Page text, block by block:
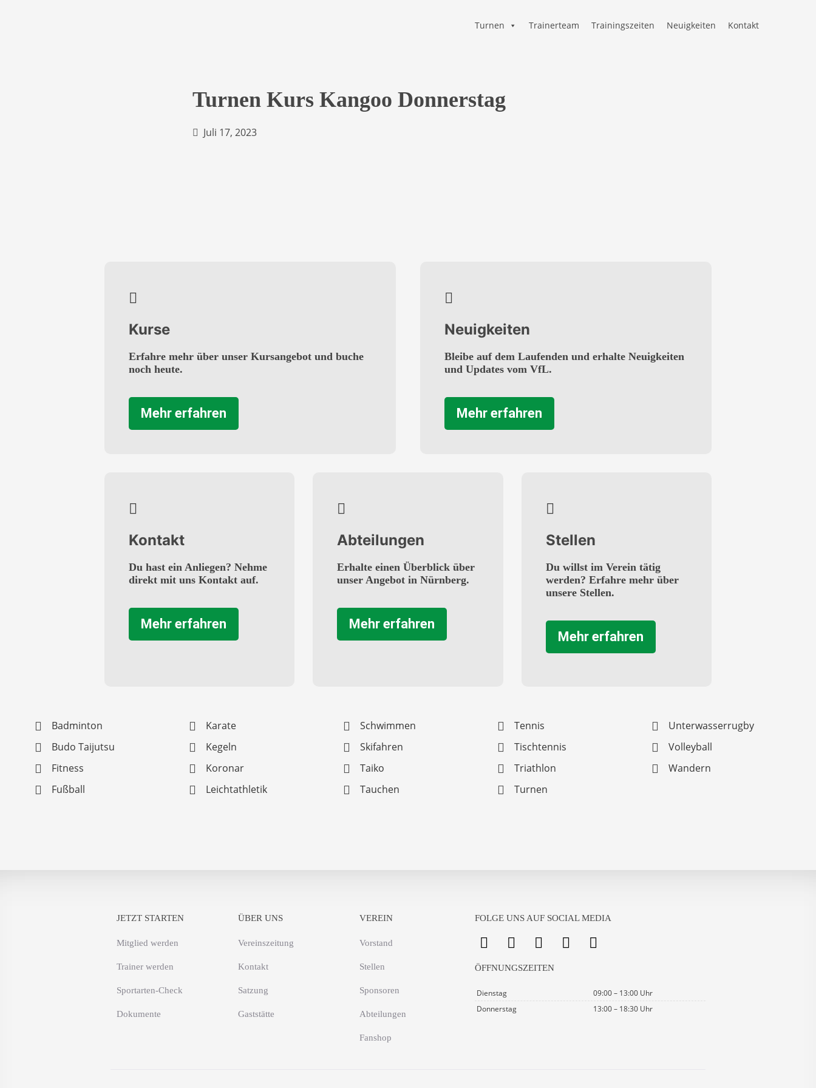
Turnen Trainerteam Trainingszeiten Neuigkeiten Kontakt
Turnen Kurs Kangoo Donnerstag
Juli 17, 2023
Kurse
Erfahre mehr über unser Kursangebot und buche
noch heute.
Mehr erfahren
Neuigkeiten
Bleibe auf dem Laufenden und erhalte Neuigkeiten
und Updates vom VfL.
Mehr erfahren
Kontakt
Du hast ein Anliegen? Nehme
direkt mit uns Kontakt auf.
Mehr erfahren
Abteilungen
Erhalte einen Überblick über
unser Angebot in Nürnberg.
Mehr erfahren
Stellen
Du willst im Verein tätig
werden? Erfahre mehr über
unsere Stellen.
Mehr erfahren
Badminton
Budo Taijutsu
Fitness
Fußball
Karate
Kegeln
Koronar
Leichtathletik
Schwimmen
Skifahren
Taiko
Tauchen
Tennis
Tischtennis
Triathlon
Turnen
Unterwasserrugby
Volleyball
Wandern
JETZT STARTEN
Mitglied werden
Trainer werden
Sportarten-Check
Dokumente
ÜBER UNS
Vereinszeitung
Kontakt
Satzung
Gaststätte
VEREIN
Vorstand
Stellen
Sponsoren
Abteilungen
Fanshop
FOLGE UNS AUF SOCIAL MEDIA
ÖFFNUNGSZEITEN
Dienstag
09:00 – 13:00 Uhr
Donnerstag
13:00 – 18:30 Uhr